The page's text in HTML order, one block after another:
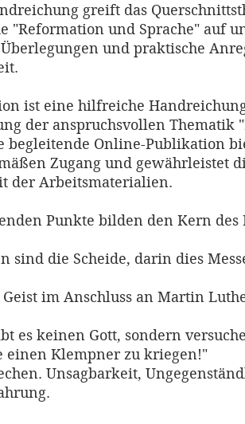
greift das
"Reformation und Sprache" auf
und praktische
ist eine hilfreiche
der anspruchsvollen Thematik
begleitende Online-Publikation
Zugang und gewährleistet
der Arbeitsmaterialien.
Punkte bilden den Kern des
sind die Scheide, darin dies
Geist im Anschluss an Martin
es keinen Gott, sondern
einen Klempner zu kriegen!"
Unsagbarkeit,